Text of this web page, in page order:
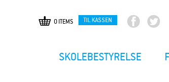
Gå 0 ITEMS TIL KASSEN
SKOLEBESTYRELSE